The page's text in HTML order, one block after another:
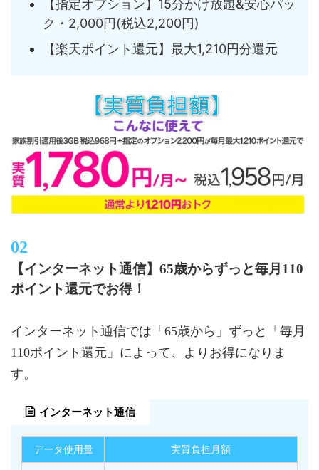
【指定オプション】15分かけ放題&安心パッ
ク・2,000円(税込2,200円)
【楽天ポイント還元】最大1,210円分還元
【インターネット通信】65歳からずっと毎月110
ポイント還元でお得！
インターネット通信では「65歳から」ずっと「毎月
110ポイント還元」によって、よりお得になりま
す。
インターネット通信
データ使用量 実質負担月額